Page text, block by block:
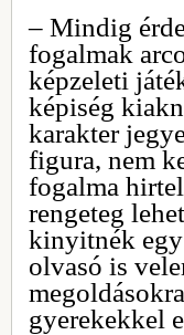
– Mindig
fogalmak
képzeleti
képiség
karakter
figura, nem
fogalma
rengeteg
kinyitnék
olvasó is
gyerekekkel